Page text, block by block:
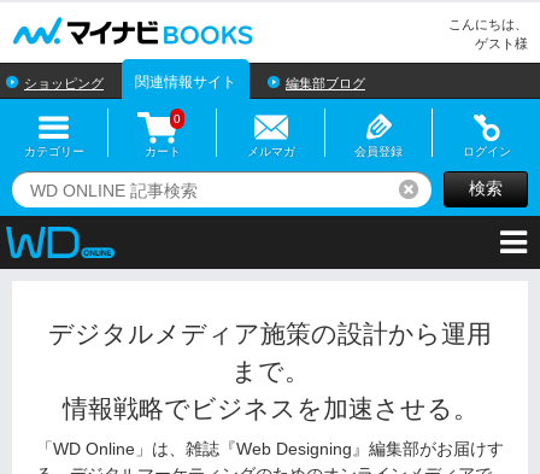
こんにちは、
ゲスト様
ショッピング 関連情報サイト 編集部ブログ
カテゴリー カート
0
メルマガ 会員登録 ログイン
リセット検索
デジタルメディア施策の設計から運用
まで。
情報戦略でビジネスを加速させる。
「WD Online」は、雑誌『Web Designing』編集部がお届けす